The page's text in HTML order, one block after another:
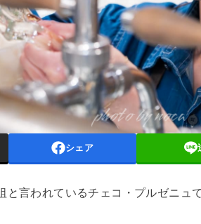
シェア
と言われているチェコ・プルゼニュ